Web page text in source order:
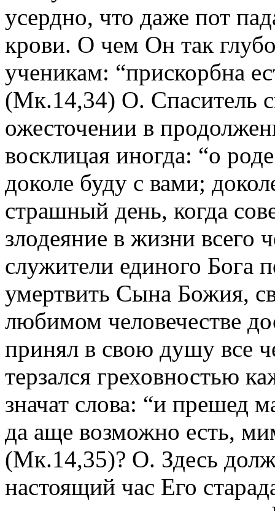
усердно, что даже пот
крови. О чем Он так
ученикам: “прискорбна
(Мк.14,34) О. Спаситель
ожесточении в
восклицая иногда: “о
доколе буду с вами;
страшный день, когда
злодеяние в жизни всего
служители единого Бога
умертвить Сына Божия,
любимом человечестве
принял в свою душу все
терзался греховностью
значат слова: “и прешед
да аще возможно есть,
(Мк.14,35)? О. Здесь
настоящий час Его